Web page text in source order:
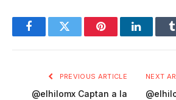
FacebookTwitter PinterestLinkedIn
PREVIOUS ARTICLE
@elhilomx Captan a la
NEXT